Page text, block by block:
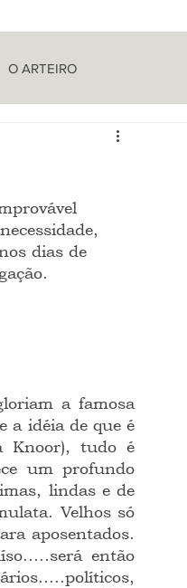
O ARTEIRO
dias de
a famosa
a idéia de que é
Knoor), tudo é
um profundo
lindas e de
Velhos só
aposentados.
então